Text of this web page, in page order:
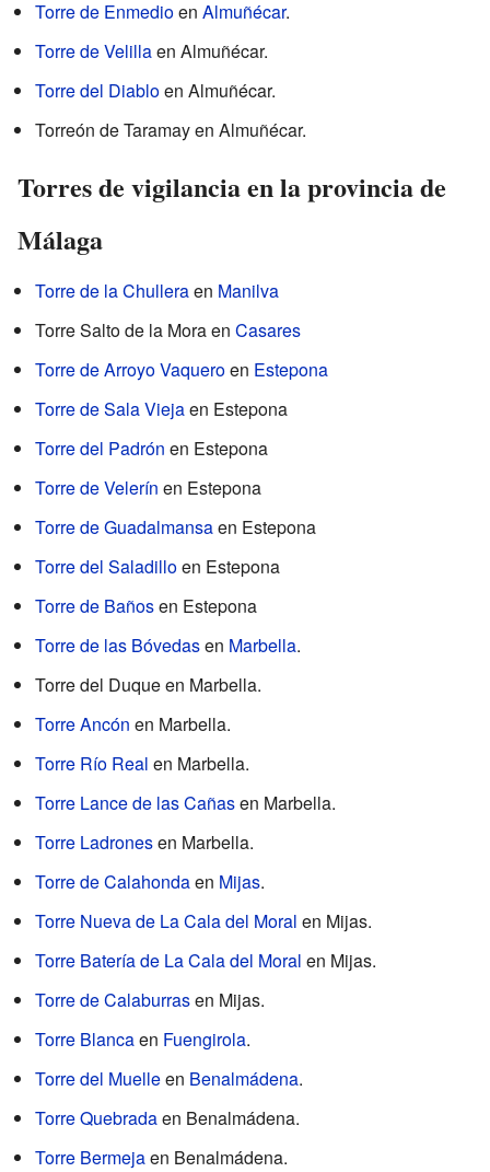
Torre de Enmedioen Almuñécar.
Torre de Velillaen Almuñécar.
Torre del Diabloen Almuñécar.
Torreón de Taramay en Almuñécar.
Torres de vigilancia en la provincia de
Málaga
Torre de la Chulleraen Manilva
Torre Salto de la Mora en Casares
Torre de Arroyo Vaqueroen Estepona
Torre de Sala Viejaen Estepona
Torre del Padrón en Estepona
Torre de Velerín en Estepona
Torre de Guadalmansaen Estepona
Torre del Saladilloen Estepona
Torre de Bañosen Estepona
Torre de las Bóvedasen Marbella.
Torre del Duque en Marbella.
Torre Ancón en Marbella.
Torre Río Real en Marbella.
Torre Lance de las Cañasen Marbella.
Torre Ladronesen Marbella.
Torre de Calahondaen Mijas.
Torre Nueva de La Cala del Moral en Mijas.
Torre Batería de La Cala del Moral en Mijas.
Torre de Calaburrasen Mijas.
Torre Blancaen Fuengirola.
Torre del Muelleen Benalmádena.
Torre Quebradaen Benalmádena.
Torre Bermejaen Benalmádena.